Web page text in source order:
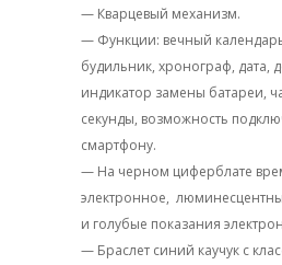
— Кварцевый механизм.
— Функции: вечный
будильник, хронограф, дата,
индикатор замены батареи,
секунды, возможность
смартфону.
— На черном циферблате
электронное,
и голубые показания
— Браслет синий каучук с